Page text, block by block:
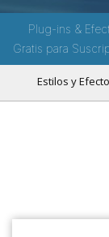
Plug-ins &
Gratis para
Estilos y